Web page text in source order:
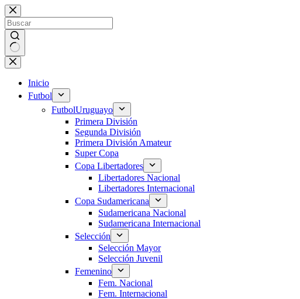
Saltar
al
contenido
Sin
resultados
Inicio
Futbol
FutbolUruguayo
Primera División
Segunda División
Primera División Amateur
Super Copa
Copa Libertadores
Libertadores Nacional
Libertadores Internacional
Copa Sudamericana
Sudamericana Nacional
Sudamericana Internacional
Selección
Selección Mayor
Selección Juvenil
Femenino
Fem. Nacional
Fem. Internacional